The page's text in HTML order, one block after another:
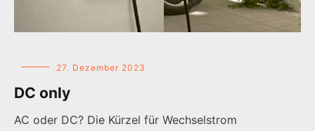
27. Dezember 2023
DC only
AC oder DC? Die Kürzel für Wechselstrom